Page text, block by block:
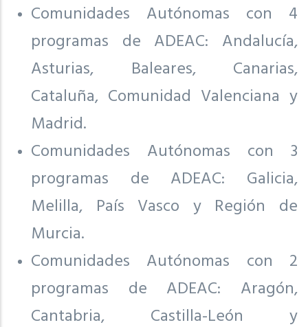
Comunidades Autónomas con 4
programas de ADEAC: Andalucía,
Asturias, Baleares, Canarias,
Cataluña, Comunidad Valenciana y
Madrid.
Comunidades Autónomas con 3
programas de ADEAC: Galicia,
Melilla, País Vasco y Región de
Murcia.
Comunidades Autónomas con 2
programas de ADEAC: Aragón,
Cantabria, Castilla-León y